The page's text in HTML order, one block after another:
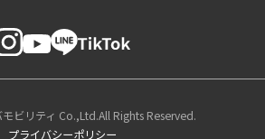
ビリティ Co.,Ltd.All Rights Reserved.
プライバシーポリシー